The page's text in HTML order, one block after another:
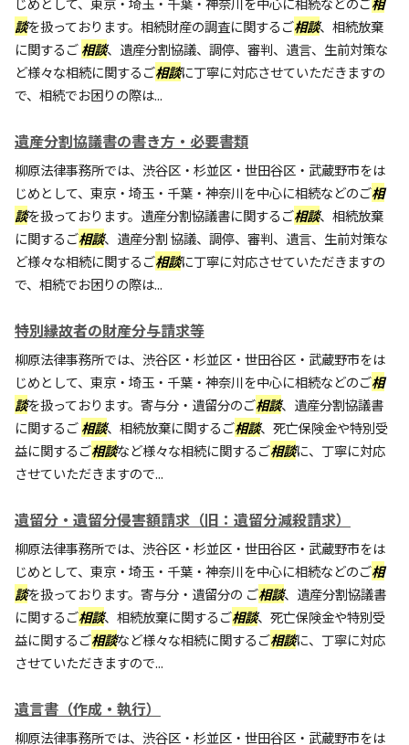
談を扱っております。相続財産の調査に関するご相談、相続放棄
に関するご相談、遺産分割協議、調停、審判、遺言、生前対策な
ど様々な相続に関するご相談に丁寧に対応させていただきますの
で、相続でお困りの際は...
遺産分割協議書の書き方・必要書類
柳原法律事務所では、渋谷区・杉並区・世田谷区・武蔵野市をは
じめとして、東京・埼玉・千葉・神奈川を中心に相続などのご相
談を扱っております。遺産分割協議書に関するご相談、相続放棄
に関するご相談、遺産分割 協議、調停、審判、遺言、生前対策な
ど様々な相続に関するご相談に丁寧に対応させていただきますの
で、相続でお困りの際は...
特別縁故者の財産分与請求等
柳原法律事務所では、渋谷区・杉並区・世田谷区・武蔵野市をは
じめとして、東京・埼玉・千葉・神奈川を中心に相続などのご相
談を扱っております。寄与分・遺留分のご相談、遺産分割協議書
に関するご相談、相続放棄に関するご相談、死亡保険金や特別受
益に関するご相談など様々な相続に関するご相談に、丁寧に対応
させていただきますので...
遺留分・遺留分侵害額請求（旧：遺留分減殺請求）
柳原法律事務所では、渋谷区・杉並区・世田谷区・武蔵野市をは
じめとして、東京・埼玉・千葉・神奈川を中心に相続などのご相
談を扱っております。寄与分・遺留分の ご相談、遺産分割協議書
に関するご相談、相続放棄に関するご相談、死亡保険金や特別受
益に関するご相談など様々な相続に関するご相談に、丁寧に対応
させていただきますので...
遺言書（作成・執行）
柳原法律事務所では、渋谷区・杉並区・世田谷区・武蔵野市をは